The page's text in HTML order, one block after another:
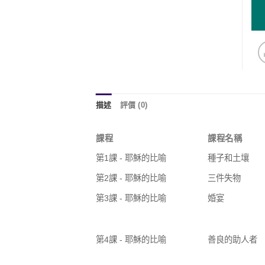
描述 評價 (0)
課程 課程名稱
第1課 - 耶穌的比喻 種子和土壤
第2課 - 耶穌的比喻 三件失物
第3課 - 耶穌的比喻 婚宴
第4課 - 耶穌的比喻 善良的助人者